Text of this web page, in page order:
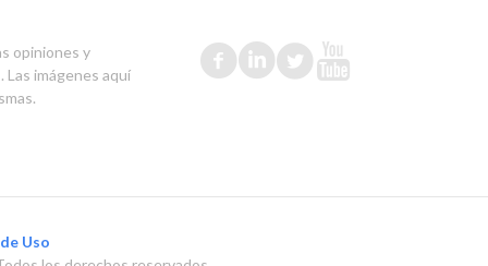
opiniones y
imágenes aquí
Uso